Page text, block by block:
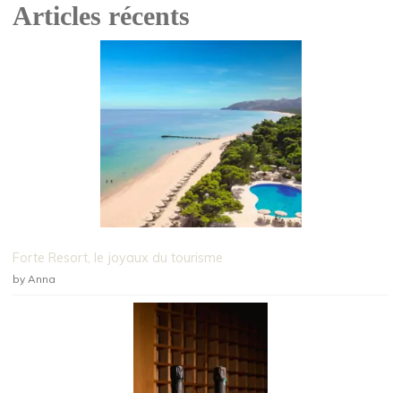
Articles récents
Forte Resort, le joyaux du tourisme
by Anna